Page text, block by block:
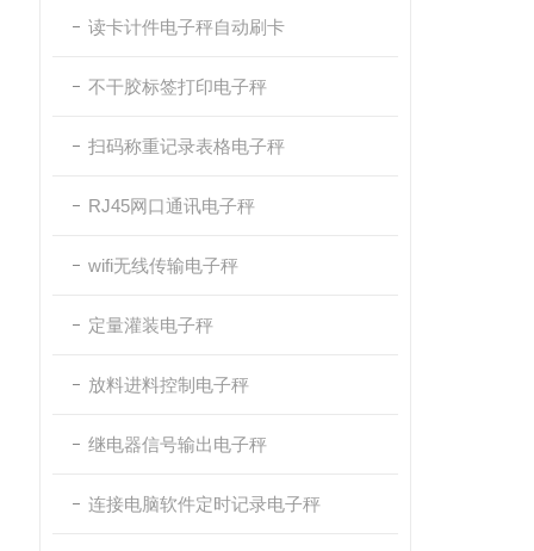
读卡计件电子秤自动刷卡
不干胶标签打印电子秤
扫码称重记录表格电子秤
RJ45网口通讯电子秤
wifi无线传输电子秤
定量灌装电子秤
放料进料控制电子秤
继电器信号输出电子秤
连接电脑软件定时记录电子秤